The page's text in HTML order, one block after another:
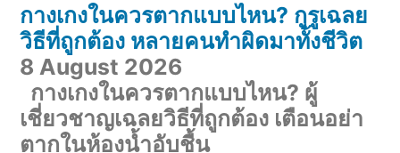
กางเกงในควรตากแบบไหน? กูรูเฉลย
วิธีที่ถูกต้อง หลายคนทำผิดมาทั้งชีวิต
8 August 2026
กางเกงในควรตากแบบไหน? ผู้
เชี่ยวชาญเฉลยวิธีที่ถูกต้อง เตือนอย่า
ตากในห้องน้ำอับชื้น